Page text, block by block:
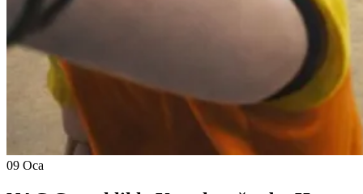
09 Oca